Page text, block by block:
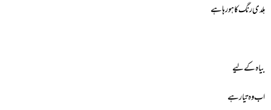
ہلدی رنگ کا ہورہا ہے
بیاہ کے لیے
اب وہ تیار ہے